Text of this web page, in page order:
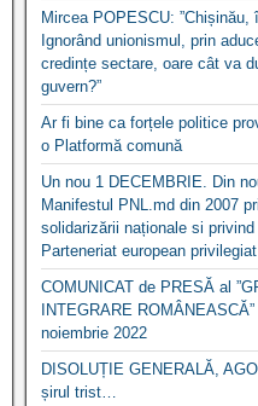
Mircea POPESCU: ”Chișinău,
Ignorând unionismul, prin
credințe sectare, oare cât va
guvern?”
Ar fi bine ca forțele politice
o Platformă comună
Un nou 1 DECEMBRIE. Din
Manifestul PNL.md din 2007
solidarizării naționale si privind
Parteneriat european
COMUNICAT de PRESĂ al
INTEGRARE ROMÂNEASCĂ”
noiembrie 2022
DISOLUȚIE GENERALĂ,
șirul trist…